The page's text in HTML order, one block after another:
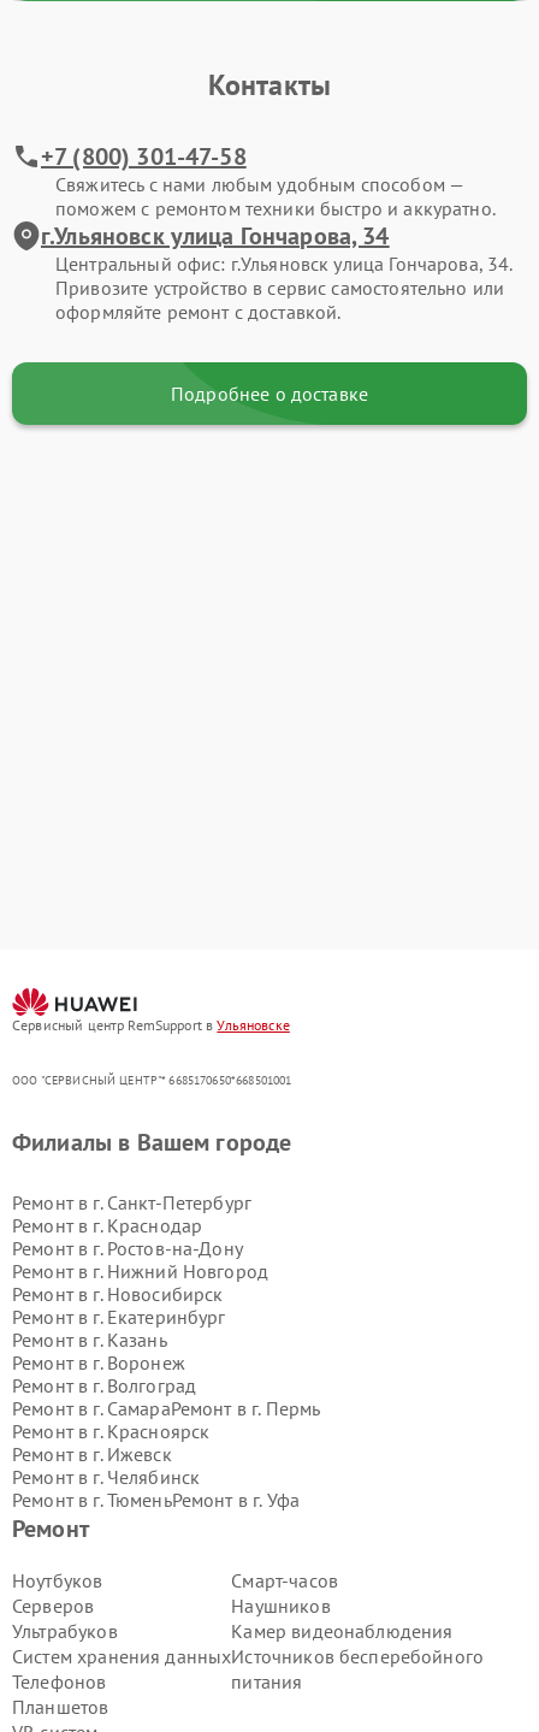
Контакты
+7 (800) 301-47-58
Свяжитесь с нами любым удобным способом —
поможем с ремонтом техники быстро и аккуратно.
г.Ульяновск улица Гончарова, 34
Центральный офис: г.Ульяновск улица Гончарова, 34.
Привозите устройство в сервис самостоятельно или
оформляйте ремонт с доставкой.
Подробнее о доставке
Сервисный центр RemSupport вУльяновске
ООО "СЕРВИСНЫЙ ЦЕНТР"* 6685170650*668501001
Ремонт
Ноутбуков
Серверов
Ультрабуков
Систем хранения данных
Телефонов
Планшетов
Смарт-часов
Наушников
Камер видеонаблюдения
Источников бесперебойного
питания
Филиалы в Вашем городе
Ремонт в г. Санкт-Петербург
Ремонт в г. Краснодар
Ремонт в г. Ростов-на-Дону
Ремонт в г. Нижний Новгород
Ремонт в г. Новосибирск
Ремонт в г. Екатеринбург
Ремонт в г. Казань
Ремонт в г. Воронеж
Ремонт в г. Волгоград
Ремонт в г. СамараРемонт в г. Пермь
Ремонт в г. Красноярск
Ремонт в г. Ижевск
Ремонт в г. Челябинск
Ремонт в г.ТюменьРемонт в г. Уфа
Ремонт в г.
Ремонт в г.
Ремонт в г.
Ремонт в г.
Ремонт в г.
Ремонт в г.Хабаровск
Ремонт в г.Томск
Ремонт в г.
Ремонт в г.Киров